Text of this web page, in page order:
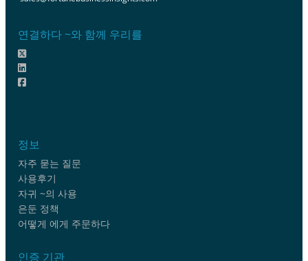
연결하다 ~와 함께 우리를
정보
자주 묻는 질문
사용후기
자귀 ~의 사용
은둔 정책
어떻게 에게 주문하다
인증 기관